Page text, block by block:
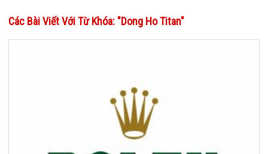
Các Bài Viết Với Từ Khóa: "dong Ho Titan"